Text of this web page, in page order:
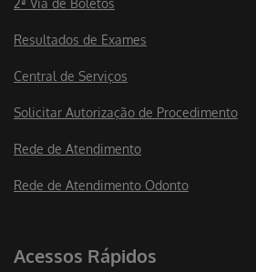
2ª Via de Boletos
Resultados de Exames
Central de Serviços
Solicitar Autorização de Procedimento
Rede de Atendimento
Rede de Atendimento Odonto
Acessos Rápidos